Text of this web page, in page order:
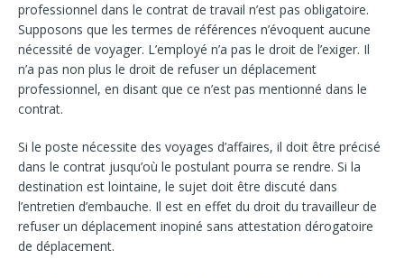
professionnel dans le contrat de travail n’est pas obligatoire.
Supposons que les termes de références n’évoquent aucune
nécessité de voyager. L’employé n’a pas le droit de l’exiger. Il
n’a pas non plus le droit de refuser un déplacement
professionnel, en disant que ce n’est pas mentionné dans le
contrat.
Si le poste nécessite des voyages d’affaires, il doit être précisé
dans le contrat jusqu’où le postulant pourra se rendre. Si la
destination est lointaine, le sujet doit être discuté dans
l’entretien d’embauche. Il est en effet du droit du travailleur de
refuser un déplacement inopiné sans attestation dérogatoire
de déplacement.